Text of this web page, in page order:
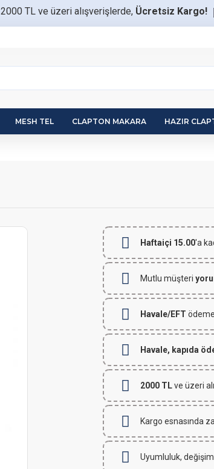
2000 TL ve üzeri alışverişlerde, Ücretsiz Kargo!
MESH TEL CLAPTON MAKARA HAZIR
Haftaiçi 15.00'a
Mutlu müşteri
Havale/EFT
Havale, kapıda
2000 TLve üzeri
Kargo esnasında
Uyumluluk,